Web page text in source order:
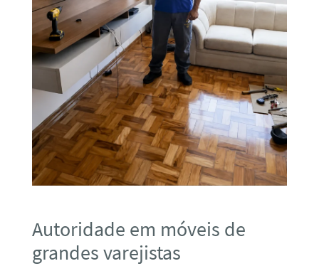
Autoridade em móveis de
grandes varejistas